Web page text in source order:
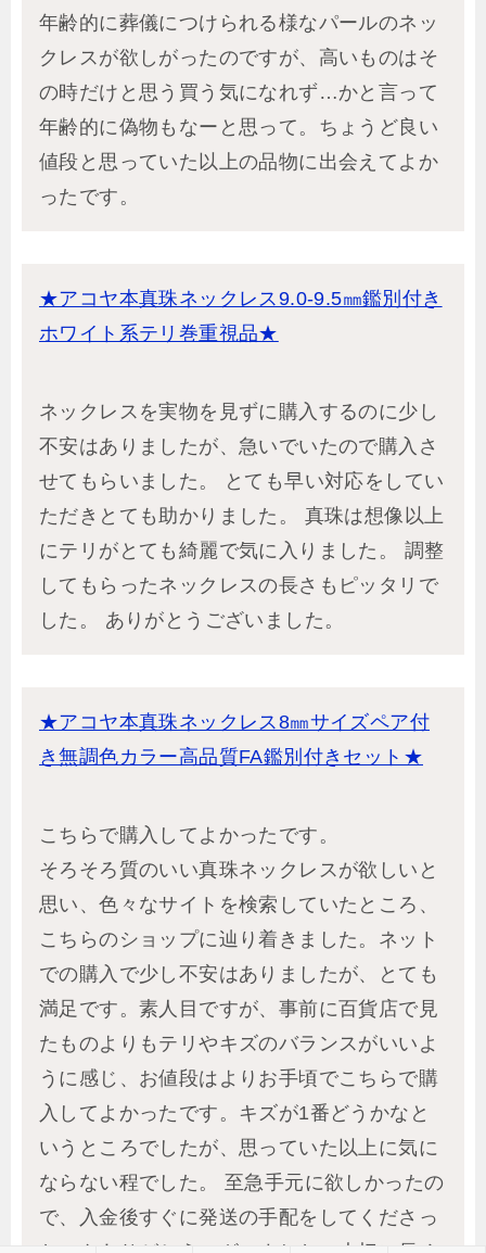
年齢的に葬儀につけられる様なパールのネッ
クレスが欲しがったのですが、高いものはそ
の時だけと思う買う気になれず…かと言って
年齢的に偽物もなーと思って。ちょうど良い
値段と思っていた以上の品物に出会えてよか
ったです。
★アコヤ本真珠ネックレス9.0-9.5㎜鑑別付き
ホワイト系テリ巻重視品★
ネックレスを実物を見ずに購入するのに少し
不安はありましたが、急いでいたので購入さ
せてもらいました。 とても早い対応をしてい
ただきとても助かりました。 真珠は想像以上
にテリがとても綺麗で気に入りました。 調整
してもらったネックレスの長さもピッタリで
した。 ありがとうございました。
★アコヤ本真珠ネックレス8㎜サイズペア付
き無調色カラー高品質FA鑑別付きセット★
こちらで購入してよかったです。
そろそろ質のいい真珠ネックレスが欲しいと
思い、色々なサイトを検索していたところ、
こちらのショップに辿り着きました。ネット
での購入で少し不安はありましたが、とても
満足です。素人目ですが、事前に百貨店で見
たものよりもテリやキズのバランスがいいよ
うに感じ、お値段はよりお手頃でこちらで購
入してよかったです。キズが1番どうかなと
いうところでしたが、思っていた以上に気に
ならない程でした。 至急手元に欲しかったの
で、入金後すぐに発送の手配をしてくださっ